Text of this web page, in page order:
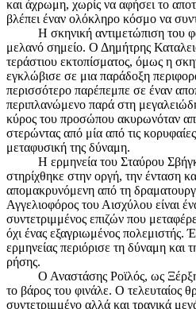
και άχρωμη, χωρίς να αφήσει το
βλέπει έναν ολόκληρο κόσμο να
Η σκηνική αντιμετώπιση του
μελανό σημείο. Ο Δημήτρης
τεράστιου εκτοπίσματος, όμως η
εγκλώβισε σε μια παράδοξη
περισσότερο παρέπεμπε σε έναν
περιπλανώμενο παρά στη
κύρος του προσώπου ακυρωνόταν
στερώντας από μία από τις
μεταφυσική της δύναμη.
Η ερμηνεία του Σταύρου
στηρίχθηκε στην οργή, την ένταση
απομακρυνόμενη από τη
Αγγελιοφόρος του Αισχύλου είναι
συντετριμμένος επιζών που
όχι ένας εξαγριωμένος πολεμιστής.
ερμηνείας περιόρισε τη δύναμη και
ρήσης.
Ο Αναστάσης Ροϊλός, ως
το βάρος του φινάλε. Ο τελευταίος
συντετριμμένο αλλά και τραγικά